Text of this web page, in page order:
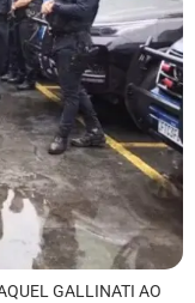
GALLINATI AO